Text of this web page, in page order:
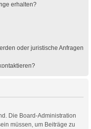
erhalten?
oder juristische Anfragen
Die Board-Administration
müssen, um Beiträge zu